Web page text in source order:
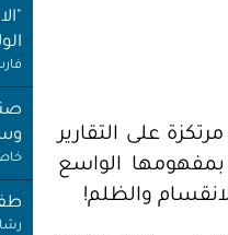
على التقارير
الواسع
والظلم!